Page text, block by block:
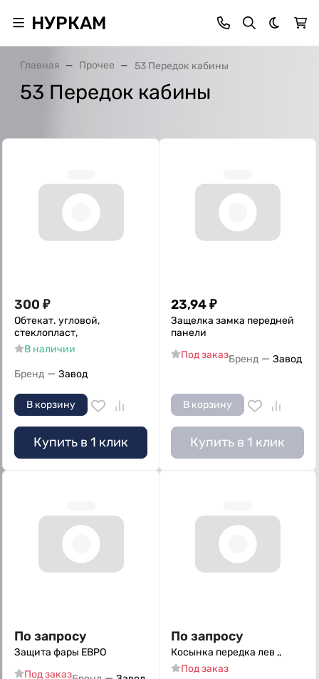
НУРКАМ Темная
Главная Прочее 53 Передок кабины
53 Передок кабины
300 ₽
Обтекат. угловой,
стеклопласт,
В наличии
Бренд — Завод
В корзину
Купить в 1 клик
23,94₽
Защелка замка передней
панели
Под заказБренд — Завод
В корзину
Купить в 1 клик
По запросу
Защита фары ЕВРО
Под заказ
По запросу
Косынка передка лев ,,
Под заказ